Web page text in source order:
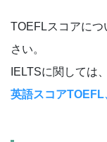
TOEFLスコアにつ
さい。
IELTSに関しては、
英語スコア